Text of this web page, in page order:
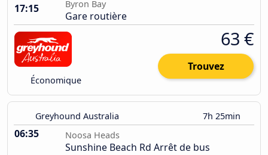
17:15
Byron Bay
Gare routière
Économique
63 €
Trouvez
Greyhound Australia 7h 25min
06:35 Noosa Heads
Sunshine Beach Rd Arrêt de bus